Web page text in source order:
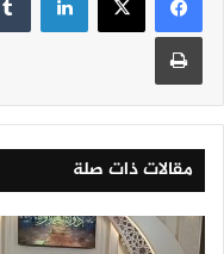
مقالات ذات صلة